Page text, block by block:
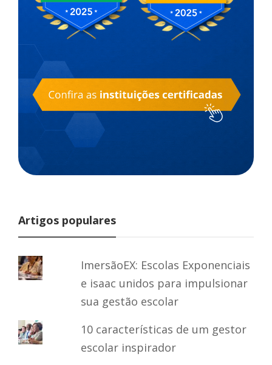
Artigos populares
ImersãoEX: Escolas Exponenciais
e isaac unidos para impulsionar
sua gestão escolar
10 características de um gestor
escolar inspirador